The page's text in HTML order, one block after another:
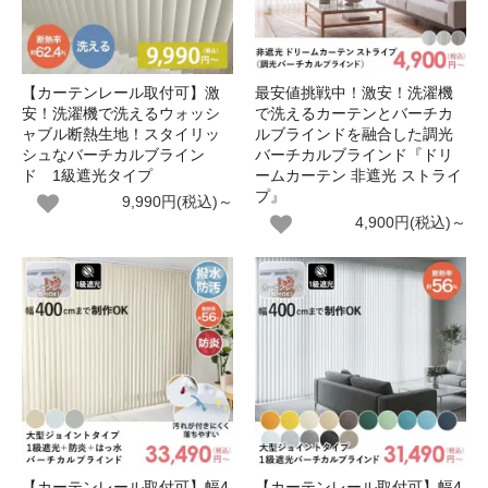
【カーテンレール取付可】激
安！洗濯機で洗えるウォッシ
ャブル断熱生地！スタイリッ
シュなバーチカルブライン
ド 1級遮光タイプ
9,990円(税込)～
最安値挑戦中！激安！洗濯機
で洗えるカーテンとバーチカ
ルブラインドを融合した調光
バーチカルブラインド『ドリ
ームカーテン 非遮光 ストライ
プ』
4,900円(税込)～